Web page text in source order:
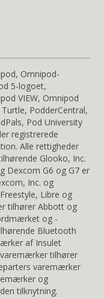
Omnipod-
5-logoet,
VIEW, Omnipod
PodderCentral,
Pod University
registrerede
Alle rettigheder
Glooko, Inc.
Dexcom G6 og G7 er
Inc. og
Libre og
tilhører Abbott og
og -
Bluetooth
af Insulet
tilhører
varemærker
og
tilknytning.